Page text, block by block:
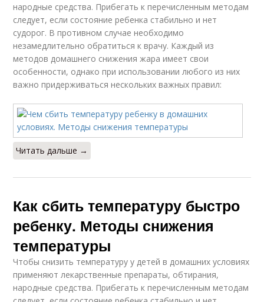
народные средства. Прибегать к перечисленным методам
следует, если состояние ребенка стабильно и нет
судорог. В противном случае необходимо
незамедлительно обратиться к врачу. Каждый из
методов домашнего снижения жара имеет свои
особенности, однако при использовании любого из них
важно придерживаться нескольких важных правил:
Читать дальше →
Как сбить температуру быстро
ребенку. Методы снижения
температуры
Чтобы снизить температуру у детей в домашних условиях
применяют лекарственные препараты, обтирания,
народные средства. Прибегать к перечисленным методам